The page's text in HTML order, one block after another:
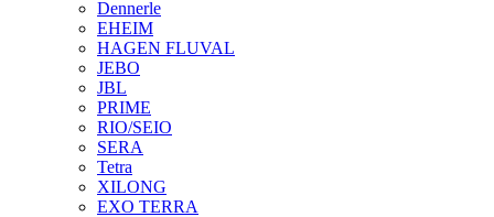
Dennerle
EHEIM
HAGEN FLUVAL
JEBO
JBL
PRIME
RIO/SEIO
SERA
Tetra
XILONG
EXO TERRA